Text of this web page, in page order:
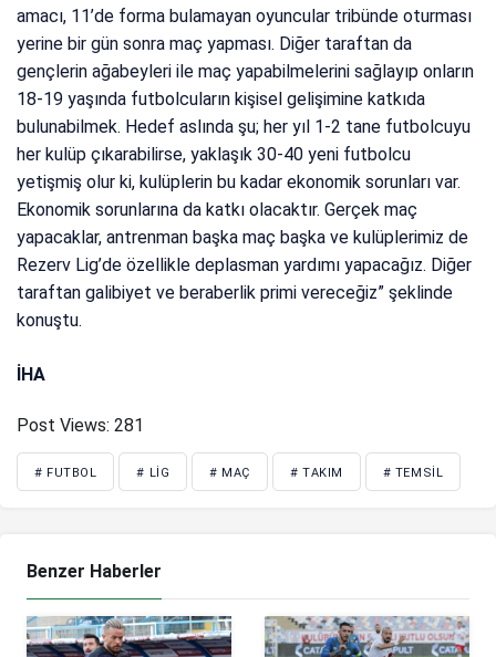
amacı, 11’de forma bulamayan oyuncular tribünde oturması
yerine bir gün sonra maç yapması. Diğer taraftan da
gençlerin ağabeyleri ile maç yapabilmelerini sağlayıp onların
18-19 yaşında futbolcuların kişisel gelişimine katkıda
bulunabilmek. Hedef aslında şu; her yıl 1-2 tane futbolcuyu
her kulüp çıkarabilirse, yaklaşık 30-40 yeni futbolcu
yetişmiş olur ki, kulüplerin bu kadar ekonomik sorunları var.
Ekonomik sorunlarına da katkı olacaktır. Gerçek maç
yapacaklar, antrenman başka maç başka ve kulüplerimiz de
Rezerv Lig’de özellikle deplasman yardımı yapacağız. Diğer
taraftan galibiyet ve beraberlik primi vereceğiz” şeklinde
konuştu.
İHA
Post Views: 281
# FUTBOL # LIG # MAÇ # TAKIM # TEMSIL
Benzer Haberler